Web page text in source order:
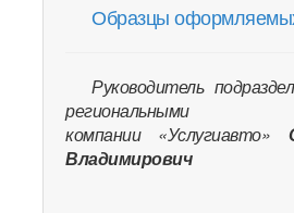
Образцы
Руководитель
региональными
компании «Услугиавто»
Владимирович